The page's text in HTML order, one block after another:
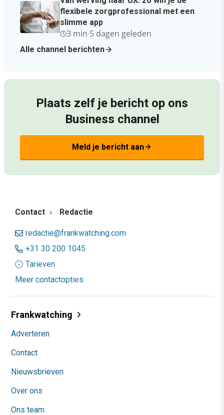
flexibele zorgprofessional met een
slimme app
3 min·5 dagen geleden
Alle channel berichten
Plaats zelf je bericht op ons
Business channel
Meld je bericht aanarrow_forward
Contact Redactie
redactie@frankwatching.com
+31 30 200 1045
Tarieven
Meer contactopties
Frankwatching
Adverteren
Contact
Nieuwsbrieven
Over ons
Ons team